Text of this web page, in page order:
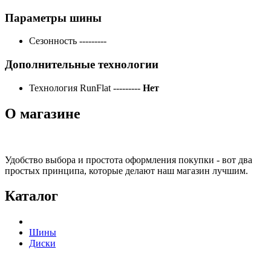
Параметры шины
Сезонность ---------
Дополнительные технологии
Технология RunFlat --------- Нет
О магазине
Удобство выбора и простота оформления покупки - вот два
простых принципа, которые делают наш магазин лучшим.
Каталог
Шины
Диски